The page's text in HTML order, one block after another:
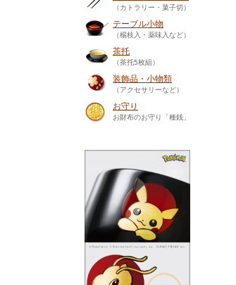
（カトラリー・菓子切）
テーブル小物
（楊枝入・薬味入など）
茶托
（茶托5枚組）
装飾品・小物類
（アクセサリーなど）
お守り
お財布のお守り「種銭」